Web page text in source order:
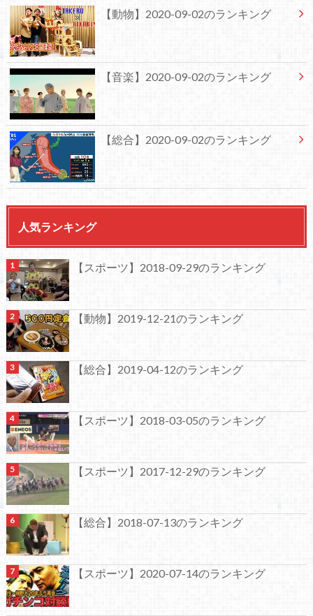
【動物】2020-09-02のランキング
【音楽】2020-09-02のランキング
【総合】2020-09-02のランキング
人気ランキング
【スポーツ】2018-09-29のランキング
【動物】2019-12-21のランキング
【総合】2019-04-12のランキング
【スポーツ】2018-03-05のランキング
【スポーツ】2017-12-29のランキング
【総合】2018-07-13のランキング
【スポーツ】2020-07-14のランキング